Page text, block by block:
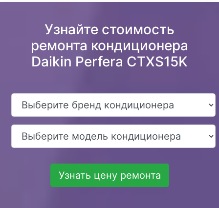
Узнайте стоимость
ремонта кондиционера
Daikin Perfera CTXS15K
Узнать цену ремонта